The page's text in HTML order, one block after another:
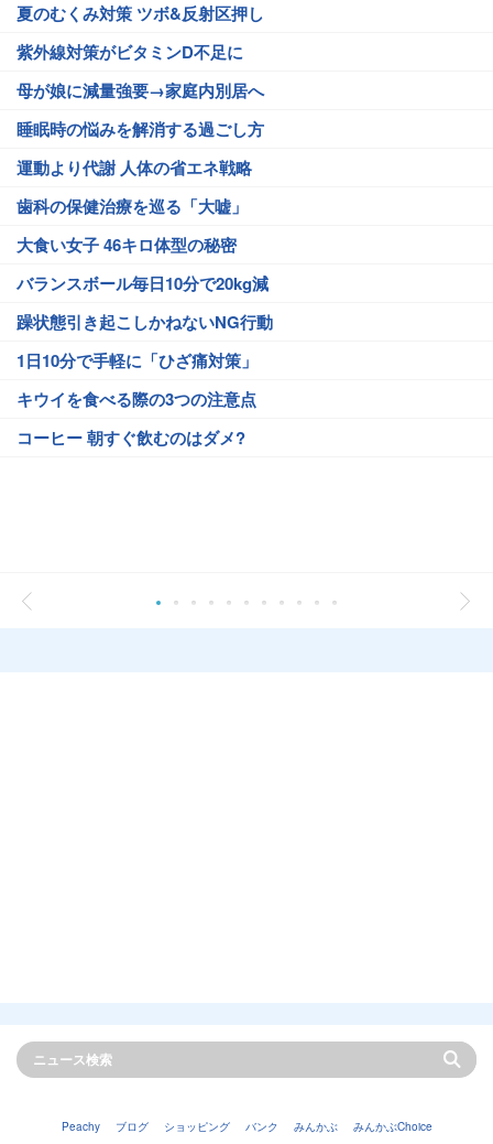
夏のむくみ対策 ツボ&反射区押し
紫外線対策がビタミンD不足に
母が娘に減量強要→家庭内別居へ
睡眠時の悩みを解消する過ごし方
運動より代謝 人体の省エネ戦略
歯科の保健治療を巡る「大嘘」
大食い女子 46キロ体型の秘密
バランスボール毎日10分で20kg減
躁状態引き起こしかねないNG行動
1日10分で手軽に「ひざ痛対策」
キウイを食べる際の3つの注意点
コーヒー 朝すぐ飲むのはダメ?
Peachy ブログ ショッピング バンク みんかぶ みんかぶChoice